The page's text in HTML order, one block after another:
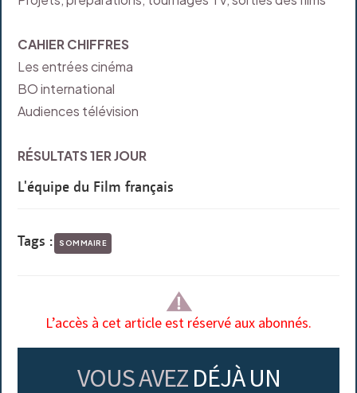
CAHIER CHIFFRES
Les entrées cinéma
BO international
Audiences télévision
RÉSULTATS 1ER JOUR
L'équipe du Film français
Tags : SOMMAIRE
L’accès à cet article est réservé aux abonnés.
VOUS AVEZ DÉJÀ UN